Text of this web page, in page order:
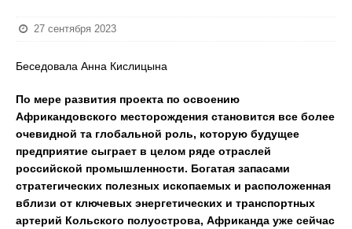
27 сентября 2023
Беседовала Анна Кислицына
По мере развития проекта по освоению
Африкандовского месторождения становится все более
очевидной та глобальной роль, которую будущее
предприятие сыграет в целом ряде отраслей
российской промышленности. Богатая запасами
стратегических полезных ископаемых и расположенная
вблизи от ключевых энергетических и транспортных
артерий Кольского полуострова, Африканда уже сейчас